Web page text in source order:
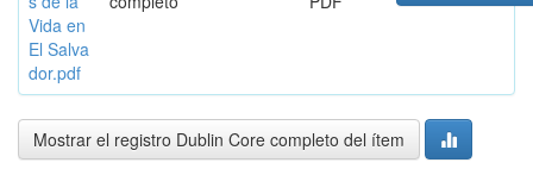
Vida en
El Salva
dor.pdf
Mostrar el registro Dublin Core completo del ítem